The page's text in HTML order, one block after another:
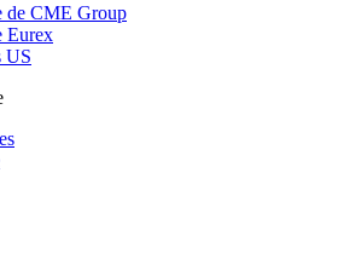
de CME Group
Eurex
US